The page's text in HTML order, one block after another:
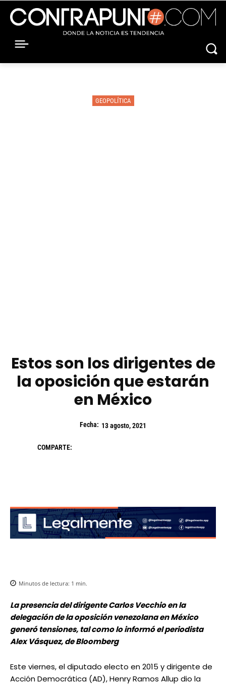
GEOPOLÍTICA
Estos son los dirigentes de
la oposición que estarán
en México
Fecha: 13 agosto, 2021
COMPARTE:
Minutos de lectura: 1 min.
La presencia del dirigente Carlos Vecchio en la
delegación de la oposición venezolana en México
generó tensiones, tal como lo informó el periodista
Alex Vásquez, de Bloomberg
Este viernes, el diputado electo en 2015 y dirigente de
Acción Democrática (AD), Henry Ramos Allup dio la